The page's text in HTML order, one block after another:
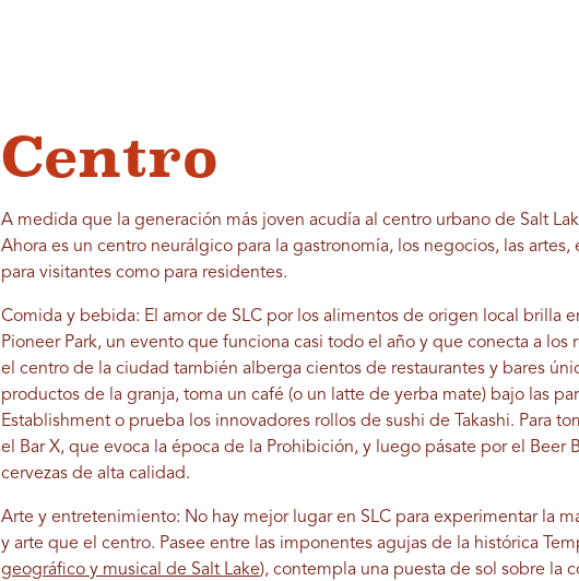
Centro
A medida que la generación más joven acudía al centro urbano de Salt
Ahora es un centro neurálgico para la gastronomía, los negocios, las
para visitantes como para residentes.
Comida y bebida: El amor de SLC por los alimentos de origen local brilla
Pioneer Park, un evento que funciona casi todo el año y que conecta a
el centro de la ciudad también alberga cientos de restaurantes y bares
productos de la granja, toma un café (o un latte de yerba mate) bajo las
Establishment o prueba los innovadores rollos de sushi de Takashi. Para
el Bar X, que evoca la época de la Prohibición, y luego pásate por el Beer
cervezas de alta calidad.
Arte y entretenimiento: No hay mejor lugar en SLC para experimentar la
y arte que el centro. Pasee entre las imponentes agujas de la histórica
geográfico y musical de Salt Lake), contempla una puesta de sol sobre la